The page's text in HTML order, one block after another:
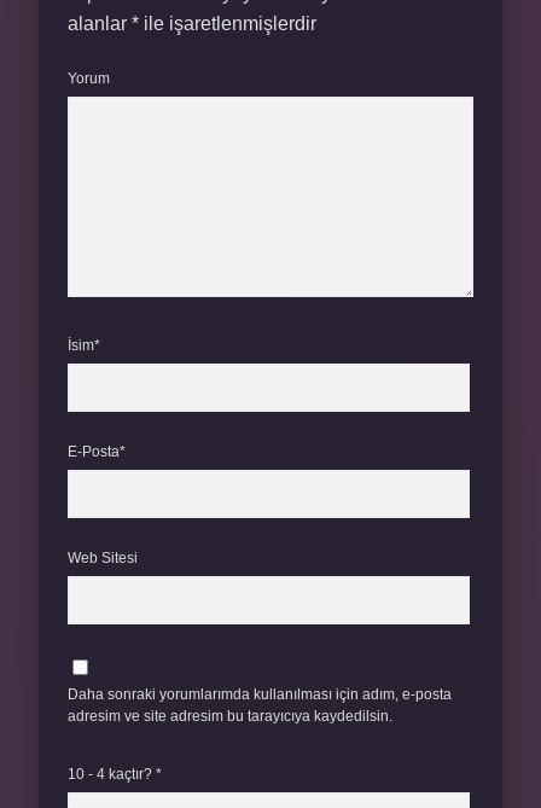
alanlar * ile işaretlenmişlerdir
Yorum
İsim*
E-Posta*
Web Sitesi
Daha sonraki yorumlarımda kullanılması için adım, e-posta
adresim ve site adresim bu tarayıcıya kaydedilsin.
10 - 4 kaçtır? *